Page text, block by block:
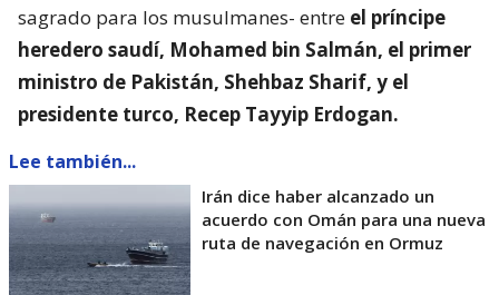
sagrado para los musulmanes- entre el príncipe
heredero saudí, Mohamed bin Salmán, el primer
ministro de Pakistán, Shehbaz Sharif, y el
presidente turco, Recep Tayyip Erdogan.
Lee también...
Irán dice haber alcanzado un
acuerdo con Omán para una nueva
ruta de navegación en Ormuz